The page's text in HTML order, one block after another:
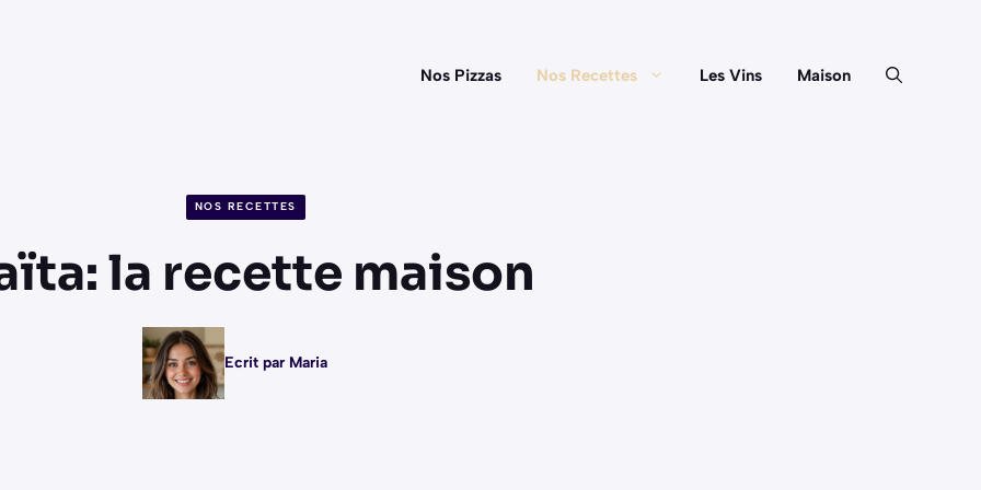
Nos Pizzas Nos Recettes Les Vins Maison
NOS RECETTES
la recette maison
Ecrit par Maria